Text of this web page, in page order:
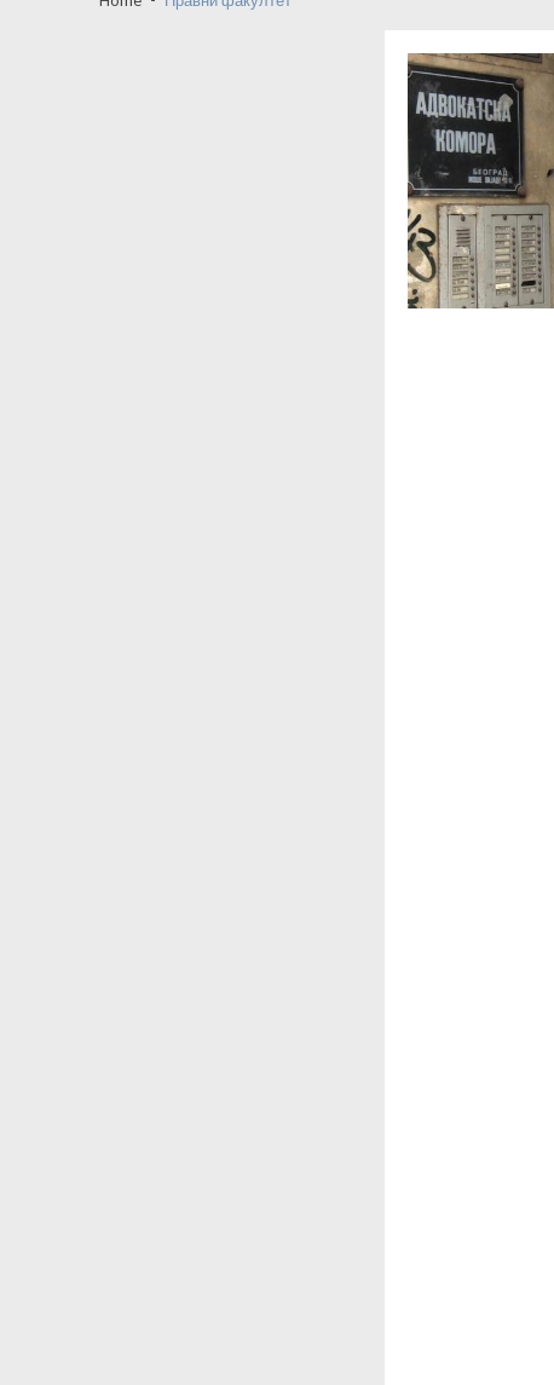
Крагујевац: Тихо досељавање са
Крагујевац између себе и других-
КНИЋ: Шта се дешава у Центру за
Заставина амбуланта и Јанг Фенг:
Кад медији суде пре институција